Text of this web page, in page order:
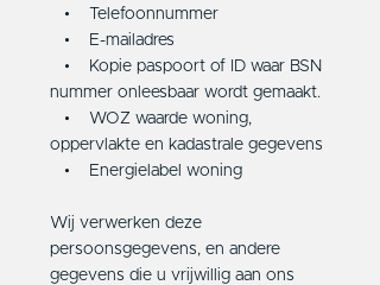
• Telefoonnummer
• E-mailadres
• Kopie paspoort of ID waar BSN
nummer onleesbaar wordt gemaakt.
• WOZ waarde woning,
oppervlakte en kadastrale gegevens
• Energielabel woning
Wij verwerken deze
persoonsgegevens, en andere
gegevens die u vrijwillig aan ons